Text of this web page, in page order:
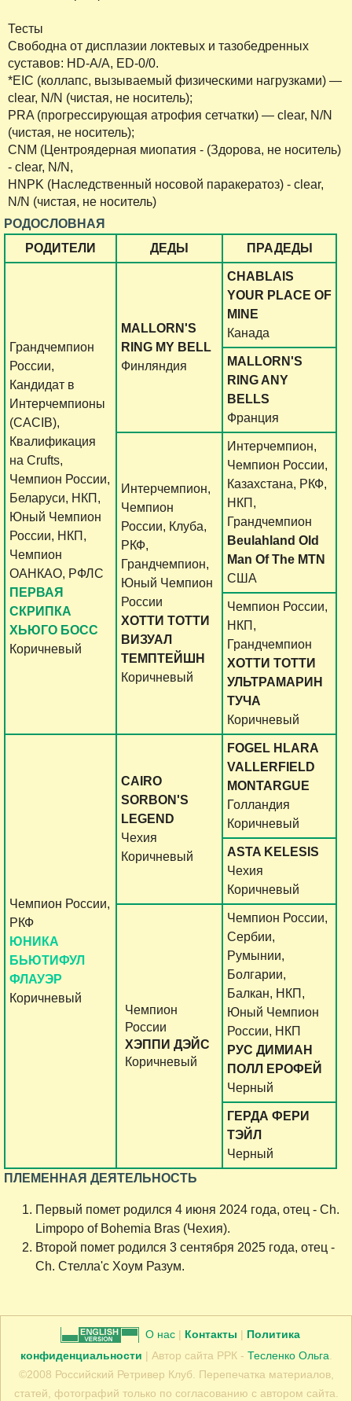
Тесты
Свободна от дисплазии локтевых и тазобедренных
суставов: HD-A/А, ED-0/0.
*EIC (коллапс, вызываемый физическими нагрузками) —
clear, N/N (чистая, не носитель);
PRA (прогрессирующая атрофия сетчатки) — clear, N/N
(чистая, не носитель);
CNM (Центроядерная миопатия - (Здорова, не носитель)
- clear, N/N,
HNPK (Наследственный носовой паракератоз) - clear,
N/N (чистая, не носитель)
РОДОСЛОВНАЯ
РОДИТЕЛИ
ДЕДЫ ПРАДЕДЫ
Грандчемпион
России,
Кандидат в
Интерчемпионы
(CACIB),
Квалификация
на Crufts,
Чемпион России,
Беларуси, НКП,
Юный Чемпион
России, НКП,
Чемпион
ОАНКАО, РФЛС
ПЕРВАЯ
СКРИПКА
ХЬЮГО БОСС
Коричневый
MALLORN'S
RING MY BELL
Финляндия
CHABLAIS
YOUR PLACE OF
MINE
Канада
MALLORN'S
RING ANY
BELLS
Франция
Интерчемпион,
Чемпион
России, Клуба,
РКФ,
Грандчемпион,
Юный Чемпион
России
ХОТТИ ТОТТИ
ВИЗУАЛ
ТЕМПТЕЙШН
Коричневый
Интерчемпион,
Чемпион России,
Казахстана, РКФ,
НКП,
Грандчемпион
Beulahland Old
Man Of The MTN
США
Чемпион России,
НКП,
Грандчемпион
ХОТТИ ТОТТИ
УЛЬТРАМАРИН
ТУЧА
Коричневый
Чемпион России,
РКФ
ЮНИКА
БЬЮТИФУЛ
ФЛАУЭР
Коричневый
CAIRO
SORBON'S
LEGEND
Чехия
Коричневый
FOGEL HLARA
VALLERFIELD
MONTARGUE
Голландия
Коричневый
ASTA KELESIS
Чехия
Коричневый
Чемпион
России
ХЭППИ ДЭЙС
Коричневый
Чемпион России,
Сербии,
Румынии,
Болгарии,
Балкан, НКП,
Юный Чемпион
России, НКП
РУС ДИМИАН
ПОЛЛ ЕРОФЕЙ
Черный
ГЕРДА ФЕРИ
ТЭЙЛ
Черный
ПЛЕМЕННАЯ ДЕЯТЕЛЬНОСТЬ
Первый помет родился 4 июня 2024 года, отец - Ch.
Limpopo of Bohemia Bras (Чехия).
Второй помет родился 3 сентября 2025 года, отец -
Ch. Стелла'c Хоум Разум.
О нас | Контакты | Политика
конфиденциальности | Автор сайта РРК - Тесленко Ольга
©2008 Российский Ретривер Клуб. Перепечатка материалов,
статей, фотографий только по согласованию с автором сайта.